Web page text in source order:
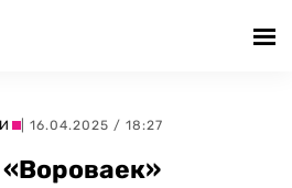
| 16.04.2025 / 18:27